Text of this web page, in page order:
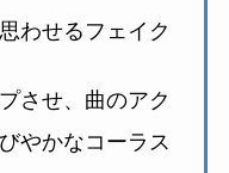
わせるフェイク
させ、 曲のアク
やかなコーラス